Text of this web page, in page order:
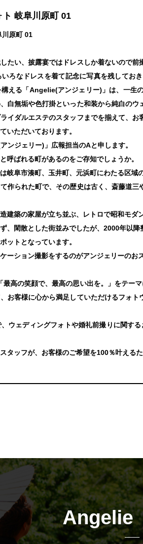
岐阜川原町 01
川原町 01
たい、披露宴ではドレスしか着ないので
ろなドレスを着て記念に写真を残してお
える「Angelie(アンジェリー)」は、一生
白無垢や色打掛といった和装から純白の
イダルエステのスタッフまでを揃えて、
いただいております。
ンジェリー)」広報担当のAと申します。
呼ばれる町があるのをご存知でしょうか。
岐阜市湊町、玉井町、元浜町にわたる区域
作られた町で、その歴史は古く、斎藤道
建築の家屋が立ち並ぶ、レトロで昭和モダ
、閑散とした街並みでしたが、2000年以
ットとなっています。
ーション撮影をするのがアンジェリーのお
最高の笑顔で、最高の思い出を。」をテー
お客様に心から満足していただけるフォ
ウェディングフォトや婚礼前撮りに関す
タッフが、お客様のご希望を100％叶える
Angelie